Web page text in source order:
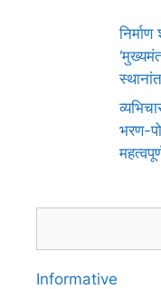
भरण-
Informative